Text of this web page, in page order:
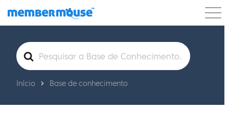
Recursos Clientes Preços Blog
Podcast Login do cliente Suporte
Começar a usar
Pesquisar
por
Início Base de conhecimento